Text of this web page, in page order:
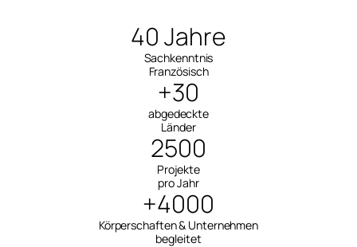
40 Jahre
Sachkenntnis
Französisch
+30
abgedeckte
Länder
2500
Projekte
pro Jahr
+4000
Körperschaften & Unternehmen
begleitet